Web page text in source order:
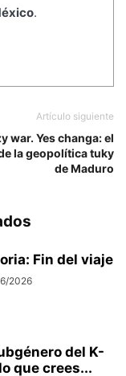
.
Artículo siguiente
war. Yes changa: el
la geopolítica tuky
de Maduro
Fin del viaje
2026
del K-
que crees...